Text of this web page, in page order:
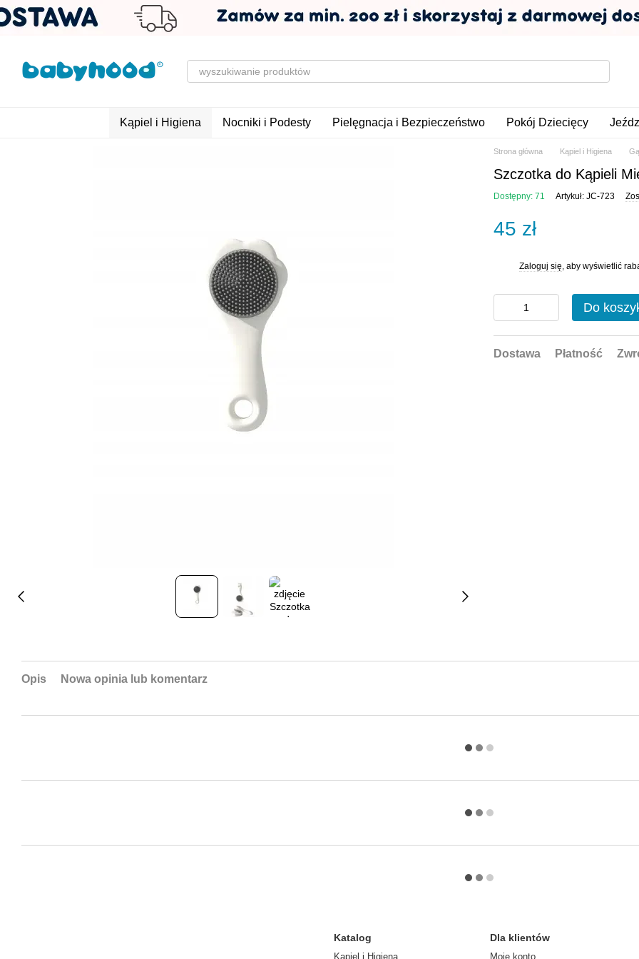
Przejdź do głównej treści
Kąpiel i Higiena Nocniki i Podesty Pielęgnacja i Bezpieczeństwo Pokój Dziecięcy
Strona główna Kąpiel i Higiena
Szczotka do Kąpieli
Dostępny: 71 Artykuł: JC-723
45 zł
Zaloguj się , aby wyświetlić
Do
Dostawa Płatność
Opis Nowa opinia lub komentarz
Katalog
Kąpiel i Higiena
Dla klientów
Moje konto